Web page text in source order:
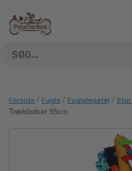
indhold
Forside / Fugle / Fuglelegetøj /
Træklodser 55cm